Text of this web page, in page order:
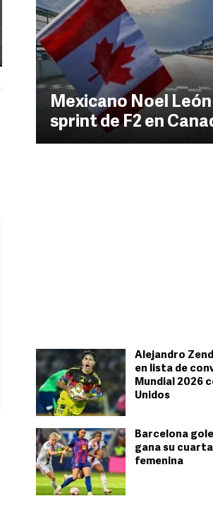
Mexicano Noel León
sprint de F2 en
Alejandro
en lista de
Mundial 2026
Unidos
Barcelona
gana su
femenina